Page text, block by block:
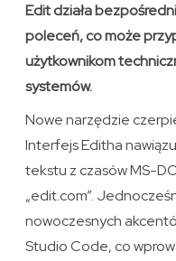
Edit działa
poleceń, co może
użytkownikom
systemów.
Nowe narzędzie
Interfejs Editha
tekstu z czasów MS-
„edit.com”.
nowoczesnych
Studio Code, co